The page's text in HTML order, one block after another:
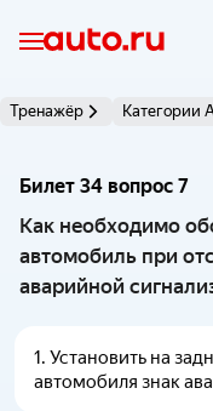
Тренажёр Категории
Билет 34 вопрос 7
Как необходимо
автомобиль при
аварийной
1. Установить на
автомобиля знак